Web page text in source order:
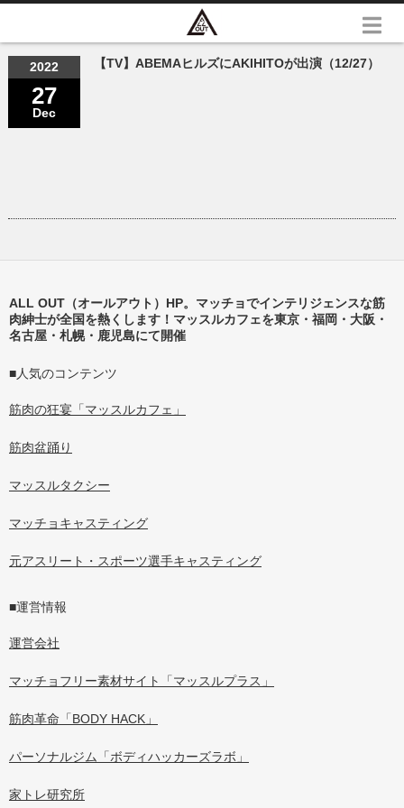
2022
27
Dec
【TV】ABEMAヒルズにAKIHITOが出演（12/27）
ALL OUT（オールアウト）HP。マッチョでインテリジェンスな筋
肉紳士が全国を熱くします！マッスルカフェを東京・福岡・大阪・
名古屋・札幌・鹿児島にて開催
■人気のコンテンツ
筋肉の狂宴「マッスルカフェ」
筋肉盆踊り
マッスルタクシー
マッチョキャスティング
元アスリート・スポーツ選手キャスティング
■運営情報
運営会社
マッチョフリー素材サイト「マッスルプラス」
筋肉革命「BODY HACK」
パーソナルジム「ボディハッカーズラボ」
家トレ研究所